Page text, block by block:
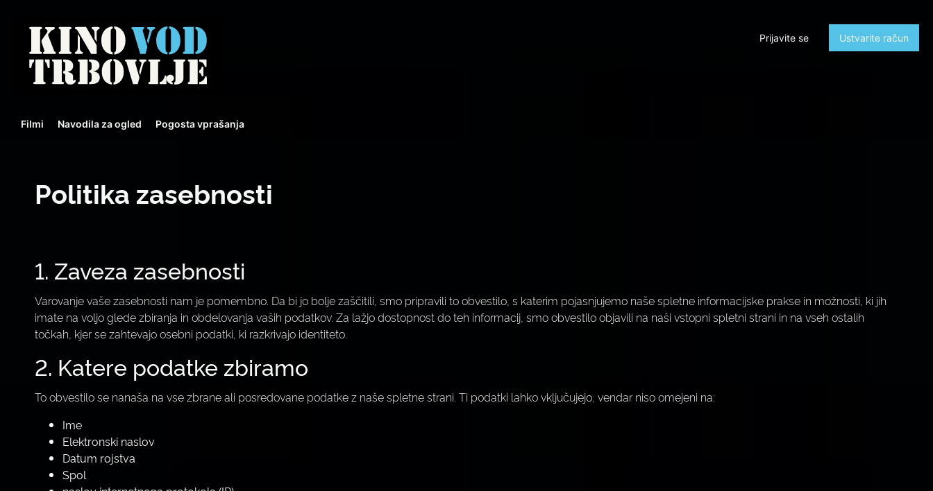
Prijavite se Ustvarite račun
Filmi Navodila za ogled Pogosta vprašanja
Politika zasebnosti
1. Zaveza zasebnosti
Varovanje vaše zasebnosti nam je pomembno. Da bi jo bolje zaščitili, smo pripravili to obvestilo, s katerim pojasnjujemo naše spletne informacijske prakse in možnosti, ki jih
imate na voljo glede zbiranja in obdelovanja vaših podatkov. Za lažjo dostopnost do teh informacij, smo obvestilo objavili na naši vstopni spletni strani in na vseh ostalih
točkah, kjer se zahtevajo osebni podatki, ki razkrivajo identiteto.
2. Katere podatke zbiramo
To obvestilo se nanaša na vse zbrane ali posredovane podatke z naše spletne strani. Ti podatki lahko vključujejo, vendar niso omejeni na:
Ime
Elektronski naslov
Datum rojstva
Spol